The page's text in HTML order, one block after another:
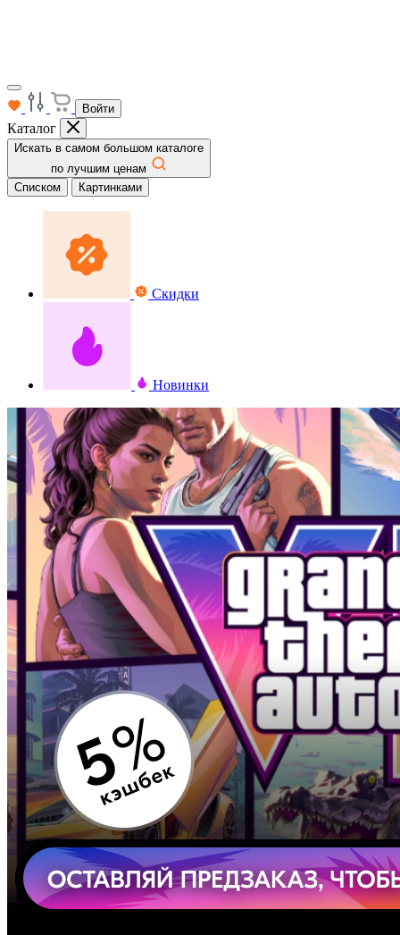
Войти
Каталог
Искать в самом большом каталоге
по лучшим ценам
Списком
Картинками
Скидки
Новинки